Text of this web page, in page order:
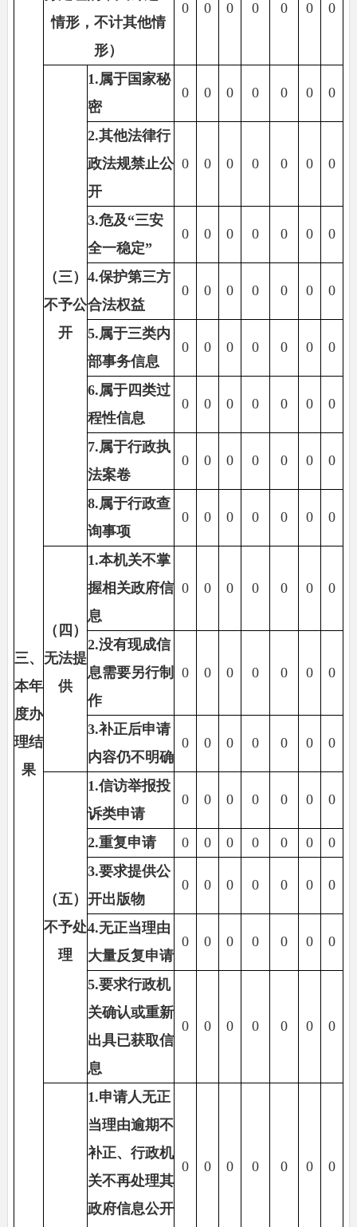
三、
本年
度办
理结
果
情形，不计其他情
形）
0 0 0 0 0 0 0
（三）
不予公
开
1.属于国家秘
密
0 0 0 0 0 0 0
2.其他法律行
政法规禁止公
开
0 0 0 0 0 0 0
3.危及“三安
全一稳定”
0 0 0 0 0 0 0
4.保护第三方
合法权益
0 0 0 0 0 0 0
5.属于三类内
部事务信息
0 0 0 0 0 0 0
6.属于四类过
程性信息
0 0 0 0 0 0 0
7.属于行政执
法案卷
0 0 0 0 0 0 0
8.属于行政查
询事项
0 0 0 0 0 0 0
（四）
无法提
供
1.本机关不掌
握相关政府信
息
0 0 0 0 0 0 0
2.没有现成信
息需要另行制
作
0 0 0 0 0 0 0
3.补正后申请
内容仍不明确
0 0 0 0 0 0 0
（五）
不予处
理
1.信访举报投
诉类申请
0 0 0 0 0 0 0
2.重复申请 0 0 0 0 0 0
0
3.要求提供公
开出版物
0 0 0 0 0 0 0
4.无正当理由
大量反复申请
0 0 0 0 0 0 0
5.要求行政机
关确认或重新
出具已获取信
息
0 0 0 0 0 0 0
1.申请人无正
当理由逾期不
补正、行政机
关不再处理其
政府信息公开
0 0 0 0 0 0 0